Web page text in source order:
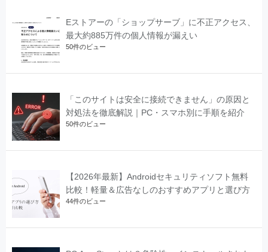
Eストアーの「ショップサーブ」に不正アクセス、
最大約885万件の個人情報が漏えい
50件のビュー
「このサイトは安全に接続できません」の原因と
対処法を徹底解説｜PC・スマホ別に手順を紹介
50件のビュー
【2026年最新】Androidセキュリティソフト無料
比較！軽量＆広告なしのおすすめアプリと選び方
44件のビュー